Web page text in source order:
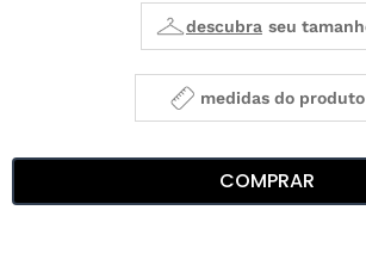
medidas do produto
COMPRAR